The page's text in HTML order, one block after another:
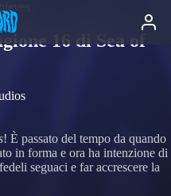
16 di Sea of
! È passato del tempo da quando
in forma e ora ha intenzione di
seguaci e far accrescere la